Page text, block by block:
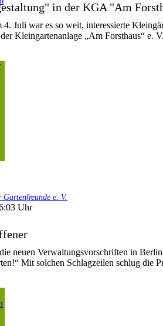
in der KGA "Am
4. Juli war es so weit, interessierte
Kleingartenanlage „Am Forsthaus“ e.
e. V.
Uhr
die neuen Verwaltungsvorschriften in
Mit solchen Schlagzeilen schlug die